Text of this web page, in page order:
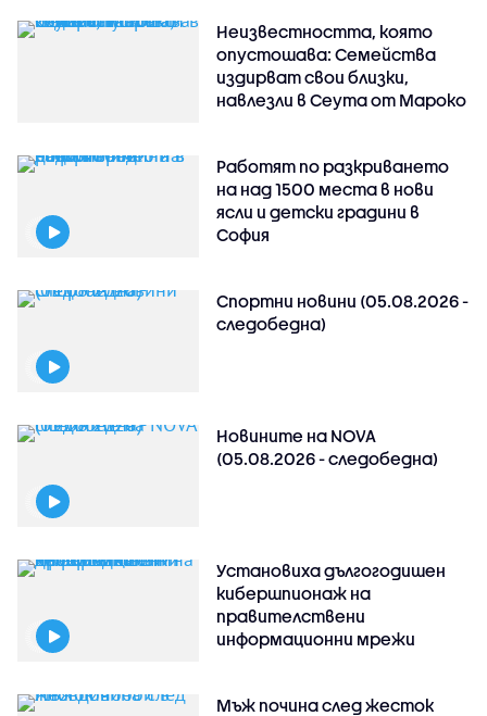
Неизвестността, която
опустошава: Семейства
издирват свои близки,
навлезли в Сеута от Мароко
Работят по разкриването
на над 1500 места в нови
ясли и детски градини в
София
Спортни новини (05.08.2026 -
следобедна)
Новините на NOVA
(05.08.2026 - следобедна)
Установиха дългогодишен
кибершпионаж на
правителствени
информационни мрежи
Мъж почина след жесток